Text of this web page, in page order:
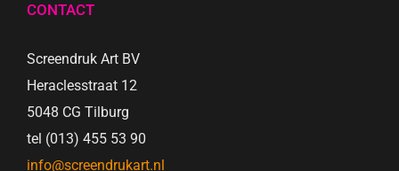
CONTACT
Screendruk Art BV
Heraclesstraat 12
5048 CG Tilburg
tel (013) 455 53 90
info@screendrukart.nl